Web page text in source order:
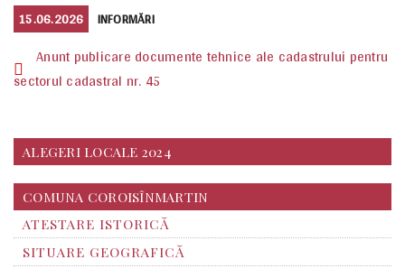
POSTED
ON
15.06.2026 CATEGORIES
INFORMĂRI
Anunt publicare documente tehnice ale cadastrului pentru
sectorul cadastral nr. 45
ALEGERI LOCALE 2024
COMUNA COROISÎNMARTIN
ATESTARE ISTORICĂ
SITUARE GEOGRAFICĂ